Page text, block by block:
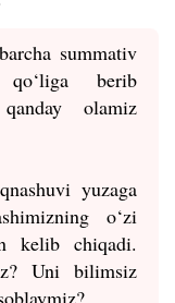
summativ
qo‘liga berib
olamiz
yuzaga
o‘zi
kelib chiqadi.
Uni bilimsiz